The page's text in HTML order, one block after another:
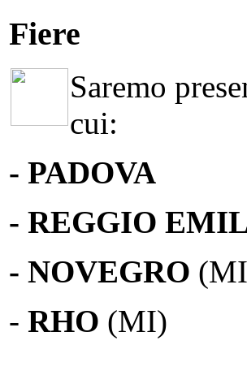
Fiere
Saremo
cui:
- PADOVA
- REGGIO
- NOVEGRO
- RHO (MI)